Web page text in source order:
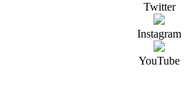
Twitter
Instagram
YouTube